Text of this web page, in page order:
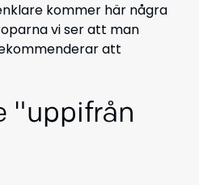
kommer här några
vi ser att man
att
"uppifrån